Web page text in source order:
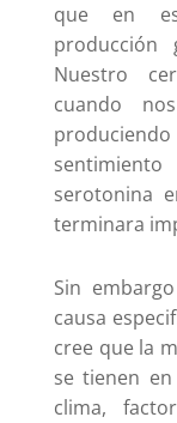
que en
producción
Nuestro
cuando
serotonina
terminara
Sin
causa
cree que la
se tienen
clima,